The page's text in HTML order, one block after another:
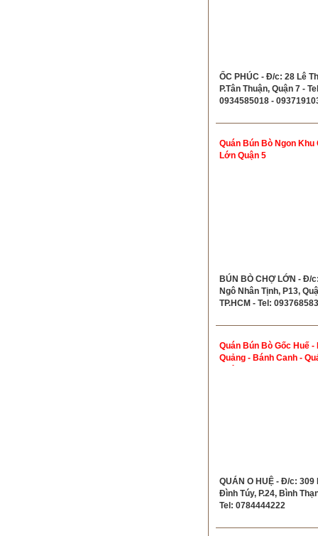
ỐC PHÚC - Đ/c: 28 Lê
P.Tân Thuận, Quận 7 -
0934585018 -
Quán Bún Bò Ngon Khu
Lớn Quận 5
BÚN BÒ CHỢ LỚN - Đ/
Ngô Nhân Tịnh, P13,
TP.HCM - Tel:
Quán Bún Bò Gốc Huế -
Quảng - Bánh Canh -
QUÁN O HUỆ - Đ/c: 309
Đình Túy, P.24, Bình
Tel: 0784444222